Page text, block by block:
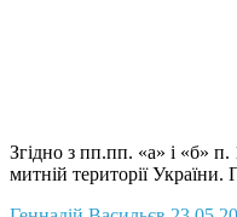
Згідно з пп.пп. «а» і «б»
митній території України.